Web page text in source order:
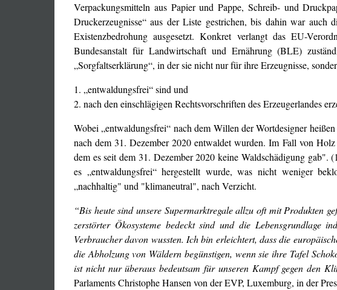
Verpackungsmitteln aus Papier und Pappe, Schreib- und
Druckerzeugnisse“ aus der Liste gestrichen, bis dahin war auch
Existenzbedrohung ausgesetzt. Konkret verlangt das EU-
Bundesanstalt für Landwirtschaft und Ernährung (BLE)
„Sorgfaltserklärung“, in der sie nicht nur für ihre Erzeugnisse,
1. „entwaldungsfrei“ sind und
2. nach den einschlägigen Rechtsvorschriften des Erzeugerlandes
Wobei „entwaldungsfrei“ nach dem Willen der Wortdesigner
nach dem 31. Dezember 2020 entwaldet wurden. Im Fall von
dem es seit dem 31. Dezember 2020 keine Waldschädigung
es „entwaldungsfrei“ hergestellt wurde, was nicht weniger
„nachhaltig" und "klimaneutral", nach Verzicht.
“Bis heute sind unsere Supermarktregale allzu oft mit Produkten
zerstörter Ökosysteme bedeckt sind und die Lebensgrundlage
Verbraucher davon wussten. Ich bin erleichtert, dass die
die Abholzung von Wäldern begünstigen, wenn sie ihre Tafel
ist nicht nur überaus bedeutsam für unseren Kampf gegen den
Parlaments Christophe Hansen von der EVP, Luxemburg, in der